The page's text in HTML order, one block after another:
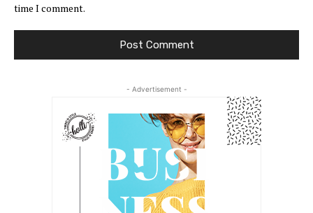
time I comment.
- Advertisement -